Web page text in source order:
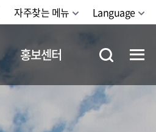
자주찾는 메뉴 Language
홍보센터